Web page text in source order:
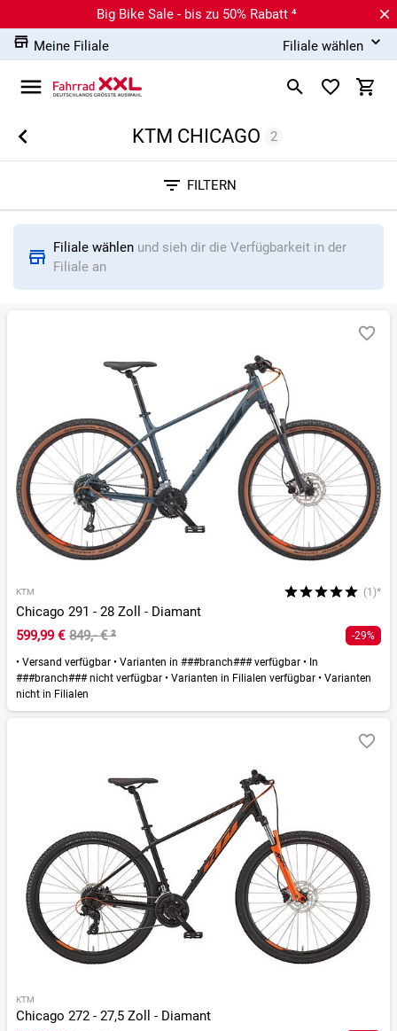
Big Bike Sale - bis zu 50% Rabatt ⁴
Meine Filiale
Filiale wählen
KTM CHICAGO 2
FILTERN
Filiale wählen und sieh dir die Verfügbarkeit in der
Filiale an
KTM (1)*
Chicago 291 - 28 Zoll - Diamant
599,99 € 849,- €² -29%
• Versand verfügbar • Varianten in ###branch### verfügbar • In
###branch### nicht verfügbar • Varianten in Filialen verfügbar • Varianten
nicht in Filialen
KTM
Chicago 272 - 27,5 Zoll - Diamant